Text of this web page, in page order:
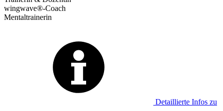
wingwave®-Coach
Mentaltrainerin
Detaillierte Infos zu